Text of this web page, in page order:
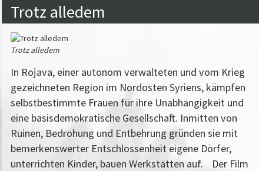
Trotz alledem
Trotz alledem
In Rojava, einer autonom verwalteten und vom Krieg
gezeichneten Region im Nordosten Syriens, kämpfen
selbstbestimmte Frauen für ihre Unabhängigkeit und
eine basisdemokratische Gesellschaft. Inmitten von
Ruinen, Bedrohung und Entbehrung gründen sie mit
bemerkenswerter Entschlossenheit eigene Dörfer,
unterrichten Kinder, bauen Werkstätten auf. Der Film